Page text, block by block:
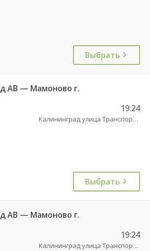
Выбрать
АВ — Мамоново г.
19:24
Калининград улица Транспортая
Выбрать
АВ — Мамоново г.
19:24
Калининград улица Транспортая